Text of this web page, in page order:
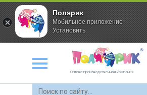
Оптово-производственная компания
Полярик
Мобильное приложение
Установить